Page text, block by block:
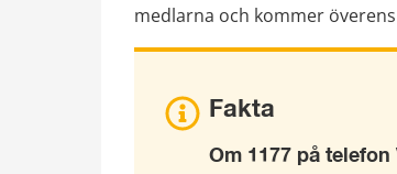
medlarna och kommer
Fakta
Om 1177 på telefon